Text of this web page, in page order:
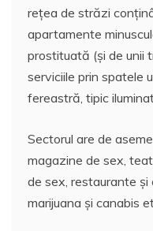
rețea de străzi
apartamente
prostituată (și de unii
serviciile prin spatele
fereastră, tipic
Sectorul are de
magazine de sex,
de sex, restaurante
marijuana și canabis